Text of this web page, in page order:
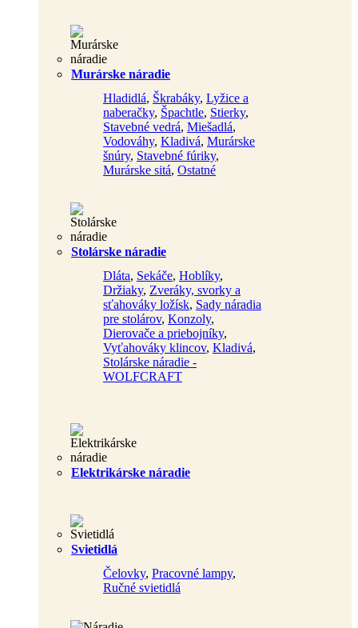
Murárske náradie
Hladidlá, Škrabáky, Lyžice a
naberačky, Špachtle, Stierky,
Stavebné vedrá, Miešadlá,
Vodováhy, Kladivá, Murárske
šnúry, Stavebné fúriky,
Murárske sitá, Ostatné
Stolárske náradie
Dláta, Sekáče, Hoblíky,
Držiaky, Zveráky, svorky a
sťahováky ložísk, Sady náradia
pre stolárov, Konzoly,
Dierovače a priebojníky,
Vyťahováky klincov, Kladivá,
Stolárske náradie -
WOLFCRAFT
Elektrikárske náradie
Svietidlá
Čelovky, Pracovné lampy,
Ručné svietidlá